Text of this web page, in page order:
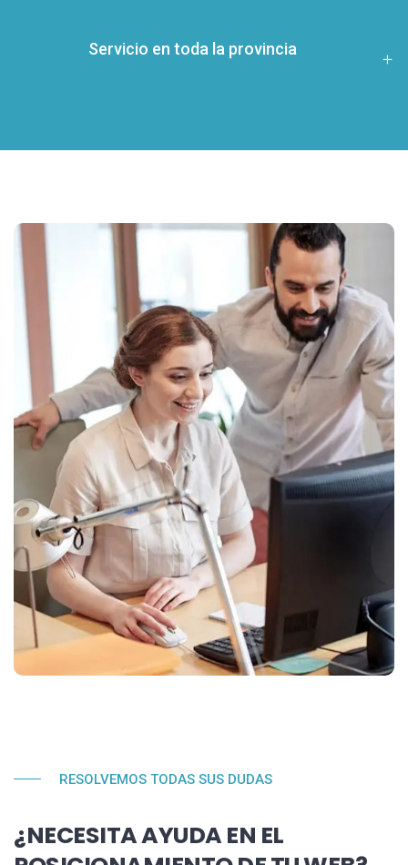
Servicio en toda la provincia
RESOLVEMOS TODAS SUS DUDAS
¿NECESITA AYUDA EN EL